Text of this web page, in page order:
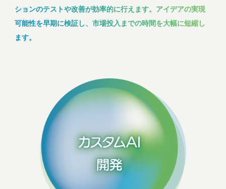
ションのテストや改善が効率的に行えます。アイデアの実現
可能性を早期に検証し、市場投入までの時間を大幅に短縮し
ます。